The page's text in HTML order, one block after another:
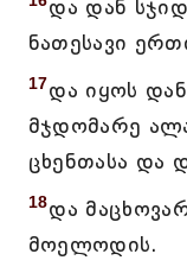
და დან
ნათესავი
17და იყოს
მჯდომარე
ცხენთასა და
18და
მოელოდის.